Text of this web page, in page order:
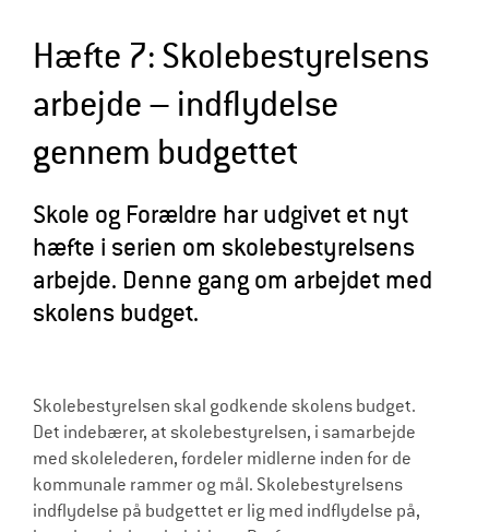
d
r
Hæfte 7: Skolebestyrelsens
arbejde – indflydelse
gennem budgettet
Skole og Forældre har udgivet et nyt
hæfte i serien om skolebestyrelsens
arbejde. Denne gang om arbejdet med
skolens budget.
Skolebestyrelsen skal godkende skolens budget.
Det indebærer, at skolebestyrelsen, i samarbejde
med skolelederen, fordeler midlerne inden for de
kommunale rammer og mål. Skolebestyrelsens
indflydelse på budgettet er lig med indflydelse på,